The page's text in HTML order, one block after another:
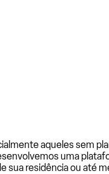
aqueles sem
uma
sua residência ou até